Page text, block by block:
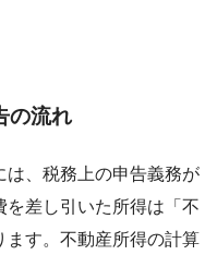
の流れ
、税務上の申告義務が
を差し引いた所得は「不
ます。不動産所得の計算